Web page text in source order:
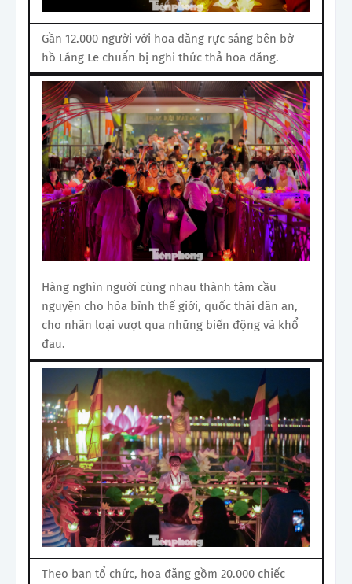
Gần 12.000 người với hoa đăng rực sáng bên bờ
hồ Láng Le chuẩn bị nghi thức thả hoa đăng.
Hàng nghìn người cùng nhau thành tâm cầu
nguyện cho hòa bình thế giới, quốc thái dân an,
cho nhân loại vượt qua những biến động và khổ
đau.
Theo ban tổ chức, hoa đăng gồm 20.000 chiếc